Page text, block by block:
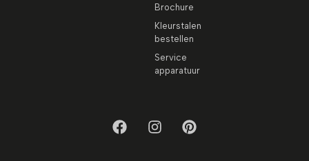
Brochure
Kleurstalen
bestellen
Service
apparatuur